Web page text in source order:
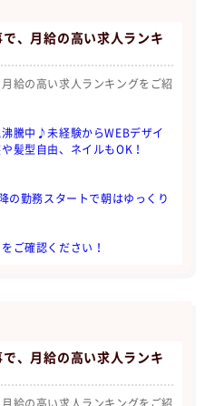
、月給の高い求人ランキ
給の高い求人ランキングをご紹
沸騰中♪未経験からWEBデザイ
髪型自由、ネイルもOK！
の勤務スタートで朝はゆっくり
ご確認ください！
、月給の高い求人ランキ
給の高い求人ランキングをご紹